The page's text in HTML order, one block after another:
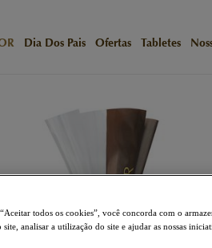
Dia Dos Pais Ofertas Tabletes
todos os cookies”, você concorda com o
site, analisar a utilização do site e ajudar as nossas